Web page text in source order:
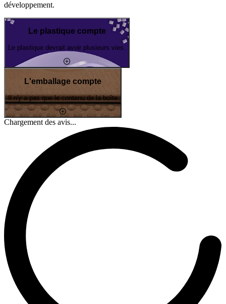
développement.
Le plastique compte
Le plastique devrait avoir plusieurs vies.
L'emballage compte
Il n'y a pas que le contenu de la boîte
Chargement des avis...